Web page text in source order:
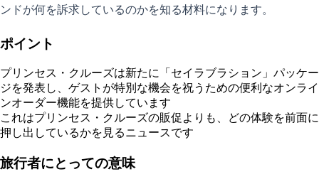
ンドが何を訴求しているのかを知る材料になります。
ポイント
プリンセス・クルーズは新たに「セイラブラション」パッケー
ジを発表し、ゲストが特別な機会を祝うための便利なオンライ
ンオーダー機能を提供しています
これはプリンセス・クルーズの販促よりも、どの体験を前面に
押し出しているかを見るニュースです
旅行者にとっての意味